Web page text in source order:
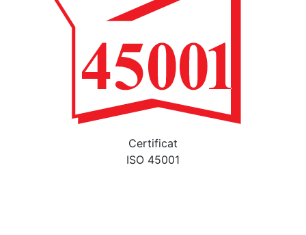
Certificat
ISO 45001